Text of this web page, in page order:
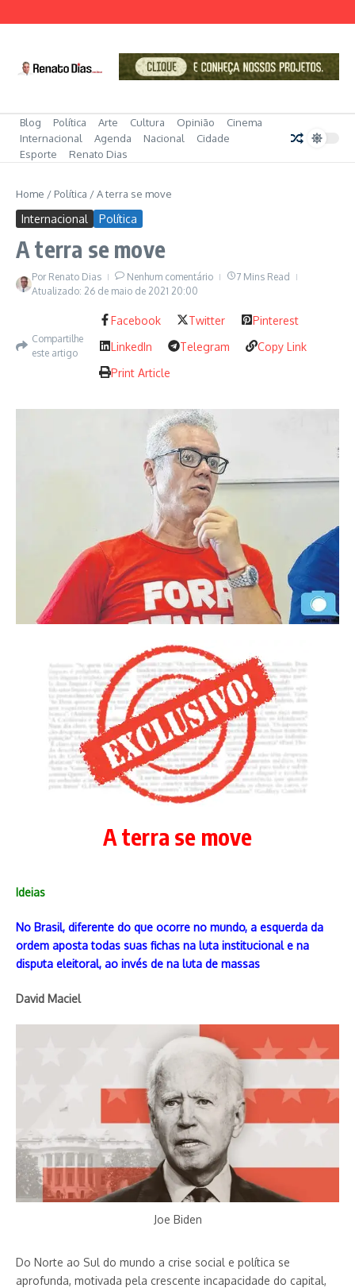
Blog Política Arte Cultura Opinião
Cinema
Internacional
Agenda Nacional
Cidade
Esporte
Renato Dias
Home / Política /A terra se move
Internacional Política
A terra se move
Por Renato Dias Nenhum comentário
7 Mins Read
Atualizado: 26 de maio de 2021 20:00
Compartilhe
este artigo
Facebook Twitter
Pinterest
LinkedIn
Telegram
Copy Link
Print Article
A terra se move
Ideias
No Brasil, diferente do que ocorre no mundo, a esquerda da
ordem aposta todas suas fichas na luta institucional e na
disputa eleitoral, ao invés de na luta de massas
David Maciel
Joe Biden
Do Norte ao Sul do mundo a crise social e política se
aprofunda, motivada pela crescente incapacidade do capital,